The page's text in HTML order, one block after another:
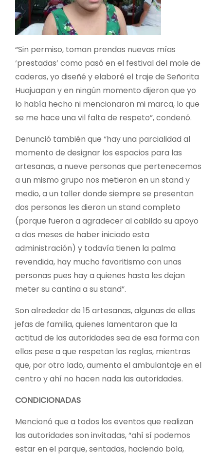
“Sin permiso, toman prendas nuevas mías
‘prestadas’ como pasó en el festival del mole de
caderas, yo diseñé y elaboré el traje de Señorita
Huajuapan y en ningún momento dijeron que yo
lo había hecho ni mencionaron mi marca, lo que
se me hace una vil falta de respeto”, condenó.
Denunció también que “hay una parcialidad al
momento de designar los espacios para las
artesanas, a nueve personas que pertenecemos
a un mismo grupo nos metieron en un stand y
medio, a un taller donde siempre se presentan
dos personas les dieron un stand completo
(porque fueron a agradecer al cabildo su apoyo
a dos meses de haber iniciado esta
administración) y todavía tienen la palma
revendida, hay mucho favoritismo con unas
personas pues hay a quienes hasta les dejan
meter su cantina a su stand”.
Son alrededor de 15 artesanas, algunas de ellas
jefas de familia, quienes lamentaron que la
actitud de las autoridades sea de esa forma con
ellas pese a que respetan las reglas, mientras
que, por otro lado, aumenta el ambulantaje en el
centro y ahí no hacen nada las autoridades.
CONDICIONADAS
Mencionó que a todos los eventos que realizan
las autoridades son invitadas, “ahí sí podemos
estar en el parque, sentadas, haciendo bola,